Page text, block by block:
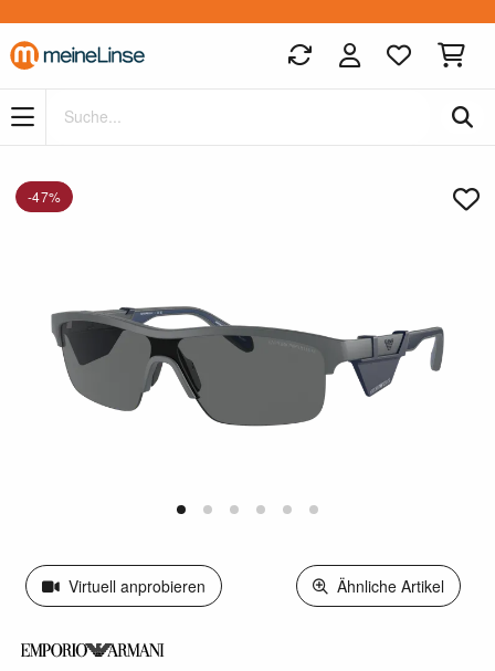
Zum Hauptinhalt springen
-47%
Virtuell anprobieren Ähnliche Artikel